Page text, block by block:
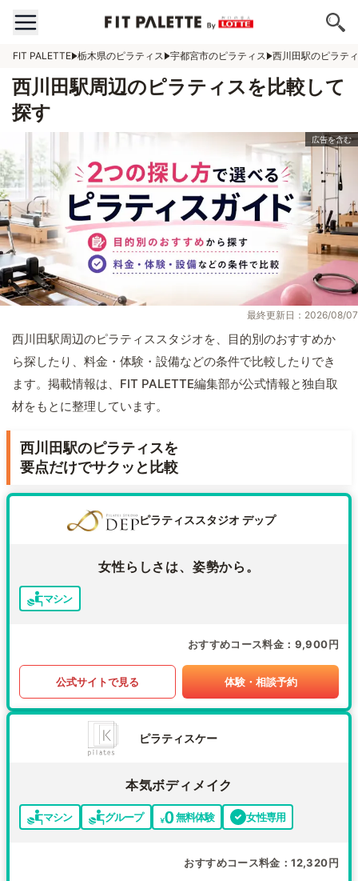
FIT PALETTE 栃木県のピラティス 宇都宮市のピラティス 西川田駅のピラテ
西川田駅周辺のピラティスを比較して
探す
最終更新日：2026/08/07
西川田駅周辺のピラティススタジオを、目的別のおすすめか
ら探したり、料金・体験・設備などの条件で比較したりでき
ます。掲載情報は、FIT PALETTE編集部が公式情報と独自取
材をもとに整理しています。
西川田駅のピラティスを
要点だけでサクッと比較
ピラティススタジオ デップ
女性らしさは、姿勢から。
マシン
おすすめコース料金 9,900円
公式サイトで見る 体験・相談予約
ピラティスケー
本気ボディメイク
マシン グループ 無料体験 女性専用
おすすめコース料金 12,320円